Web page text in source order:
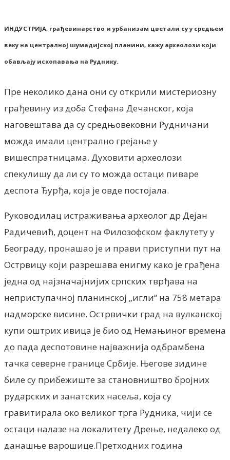
ИНДУСТРИЈА, грађевинарство и урбанизам цветали су у средњем
веку на централној шумадијској планини, кажу археолози који
обављају ископавања на Руднику.
Пре неколико дана они су открили мистериозну
грађевину из доба Стефана Дечанског, која
наговештава да су средњовековни Рудничани
можда имали централно грејање у
вишеспратницама. Духовити археолози
спекулишу да ли су то можда остаци пиваре
деспота Ђурђа, која је овде постојала.
Руководилац истраживања археолог др Дејан
Радичевић, доцент на Филозофском факлутету у
Београду, пронашао је и прави приступни пут на
Острвицу који разрешава енигму како је грађена
једна од најзначајнијих српских тврђава на
неприступачној планинској „игли“ на 758 метара
надморске висине. Острвички град на вулканској
купи оштрих ивица је био од Немањиног времена
до пада деспотовине најважнија одбрамбена
тачка северне границе Србије. Његове зидине
биле су прибежиште за становништво бројних
рударских и занатских насеља, која су
гравитирала око великог трга Рудника, чији се
остаци налазе на локалитету Дрење, недалеко од
данашње варошице.Претходних година